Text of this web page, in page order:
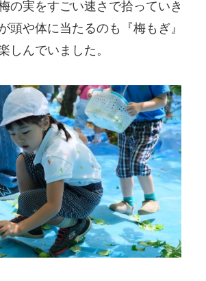
の実をすごい速さで拾っていき
頭や体に当たるのも『梅もぎ』
しんでいました。